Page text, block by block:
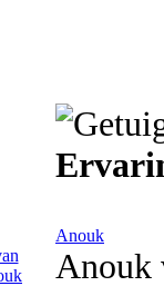
Anouk
Anouk